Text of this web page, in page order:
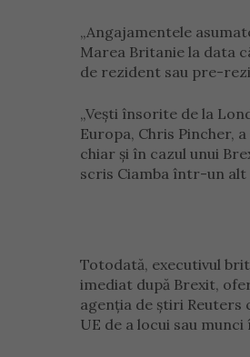
„Angajamentele
Marea Britanie la data
de rezident sau pre-
„Veşti însorite de la
Europa, Chris Pincher,
chiar şi în cazul unui
scris Ciamba într-un alt
Totodată, executivul
imediat după Brexit,
agenţia de ştiri Reuters
UE de a locui sau